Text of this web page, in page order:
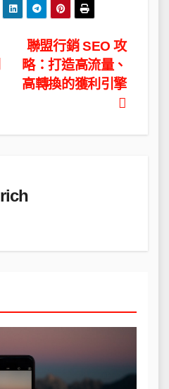
聯盟行銷 SEO 攻
略：打造高流量、
高轉換的獲利引擎
rich